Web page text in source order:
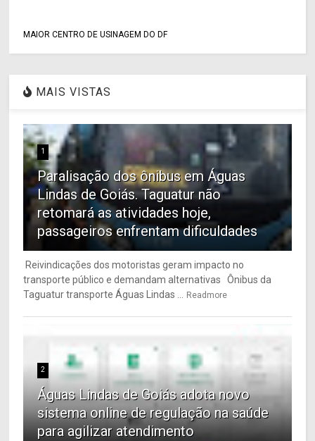
MAIOR CENTRO DE USINAGEM DO DF
MAIS VISTAS
1
Paralisação dos ônibus em Águas
Lindas de Goiás. Taguatur não
retomará as atividades hoje,
passageiros enfrentam dificuldades
Reivindicações dos motoristas geram impacto no
transporte público e demandam alternativas Ônibus da
Taguatur transporte Águas Lindas ... Readmore
2
Águas Lindas de Goiás adota novo
sistema online de regulação na saúde
para agilizar atendimento